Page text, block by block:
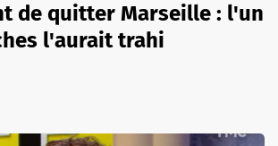
de quitter Marseille : l'un
l'aurait trahi